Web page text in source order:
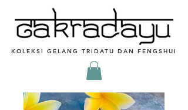
KOLEKSI GELANG TRIDATU DAN FENGSHUI